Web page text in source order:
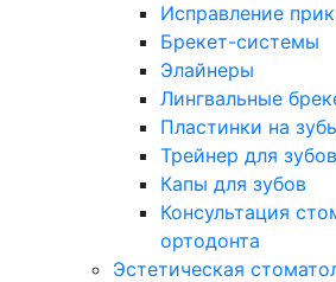
Исправление
Брекет-системы
Элайнеры
Лингвальные
Пластинки на
Трейнер для зубов
Капы для зубов
Консультация
ортодонта
Эстетическая